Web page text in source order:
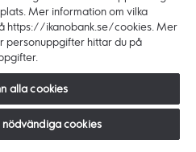
Bank. Alla rättigheter
516406-0922.
Huvudkontor: Hyllie
32 Malmö, Sverige.
Mer information om vilka
https://ikanobank.se/cookies. Mer
personuppgifter hittar du på
alla cookies
cookies